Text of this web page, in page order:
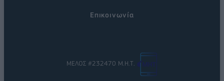
Επικοινωνία
ΜΕΛΟΣ #232470 Μ.Η.Τ.